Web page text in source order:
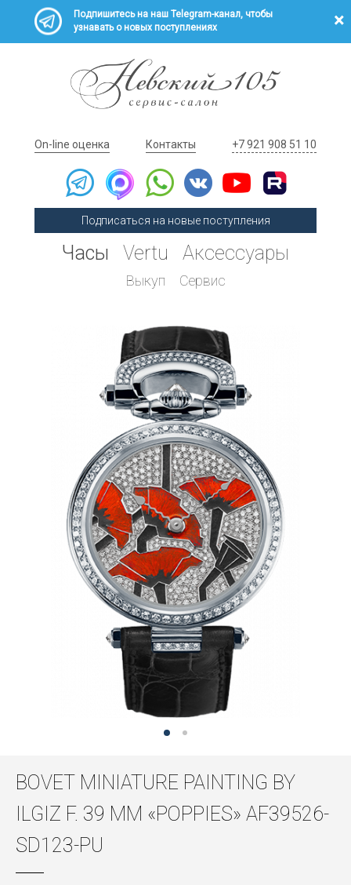
Подпишитесь на наш Telegram-канал, чтобы
узнавать о новых поступлениях
On-line оценка Контакты +7 921 908 51 10
Подписаться на новые поступления
Часы Vertu Аксессуары
Выкуп Сервис
BOVET MINIATURE PAINTING BY
ILGIZ F. 39 MM «POPPIES» AF39526-
SD123-PU